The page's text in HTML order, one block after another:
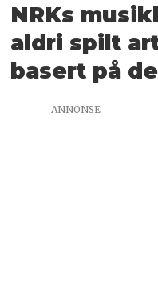
NRKs
aldri spilt
basert på
ANNONSE